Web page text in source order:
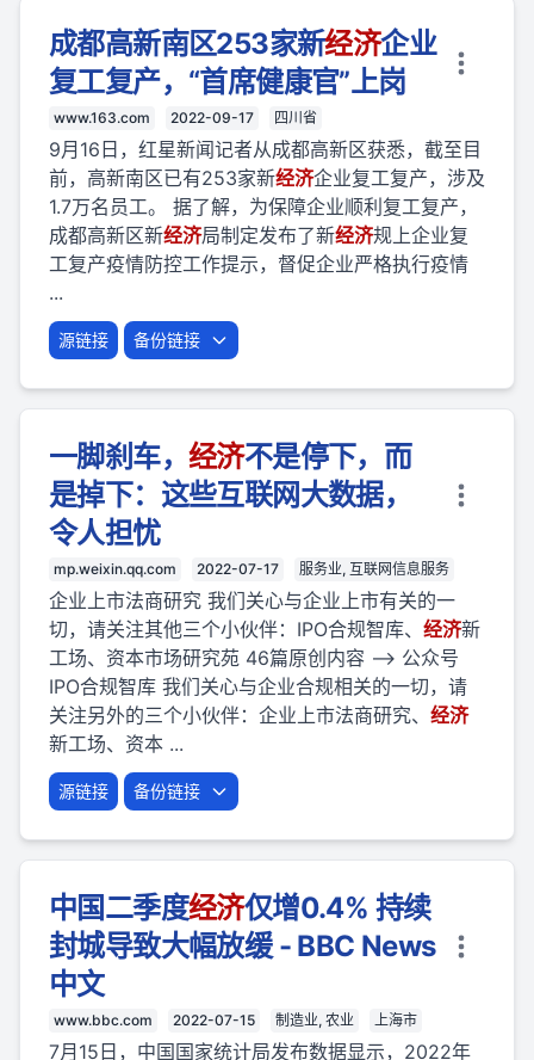
成都高新南区253家新经济企业
复工复产，“首席健康官”上岗
www.163.com 2022-09-17 四川省
9月16日，红星新闻记者从成都高新区获悉，截至目
前，高新南区已有253家新经济企业复工复产，涉及
1.7万名员工。 据了解，为保障企业顺利复工复产，
成都高新区新经济局制定发布了新经济规上企业复
工复产疫情防控工作提示，督促企业严格执行疫情
...
源链接 备份链接
一脚刹车， 经济不是停下，而
是掉下：这些互联网大数据，
令人担忧
mp.weixin.qq.com 2022-07-17 服务业, 互联网信息服务
企业上市法商研究 我们关心与企业上市有关的一
切，请关注其他三个小伙伴：IPO合规智库、 经济新
工场、资本市场研究苑 46篇原创内容 --> 公众号
IPO合规智库 我们关心与企业合规相关的一切，请
关注另外的三个小伙伴：企业上市法商研究、 经济
新工场、资本 ...
源链接 备份链接
中国二季度经济仅增0.4% 持续
封城导致大幅放缓 - BBC News
中文
www.bbc.com 2022-07-15 制造业, 农业 上海市
7月15日，中国国家统计局发布数据显示，2022年